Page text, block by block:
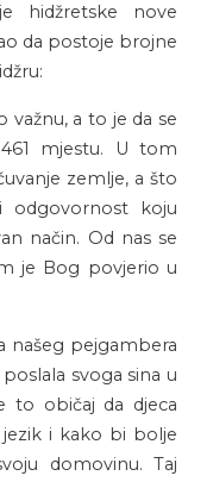
hidžretske nove
da postoje brojne
važnu, a to je da se
mjestu. U tom
zemlje, a što
koju
način. Od nas se
je Bog povjerio u
našeg pejgambera
svoga sina u
to običaj da djeca
jezik i kako bi bolje
domovinu. Taj